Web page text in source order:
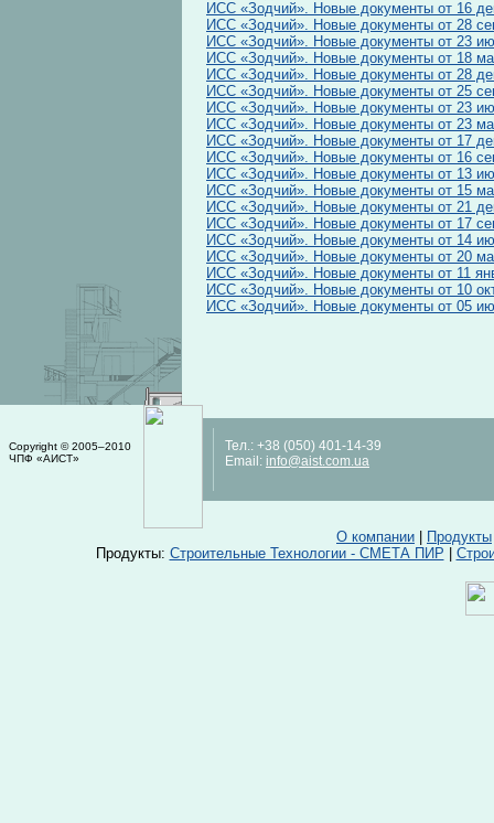
ИСС «Зодчий». Новые документы от 16
ИСС «Зодчий». Новые документы от 28
ИСС «Зодчий». Новые документы от 23
ИСС «Зодчий». Новые документы от 18
ИСС «Зодчий». Новые документы от 28
ИСС «Зодчий». Новые документы от 25
ИСС «Зодчий». Новые документы от 23
ИСС «Зодчий». Новые документы от 23
ИСС «Зодчий». Новые документы от 17
ИСС «Зодчий». Новые документы от 16
ИСС «Зодчий». Новые документы от 13
ИСС «Зодчий». Новые документы от 15
ИСС «Зодчий». Новые документы от 21
ИСС «Зодчий». Новые документы от 17
ИСС «Зодчий». Новые документы от 14
ИСС «Зодчий». Новые документы от 20
ИСС «Зодчий». Новые документы от 11
ИСС «Зодчий». Новые документы от 10
ИСС «Зодчий». Новые документы от 05
Copyright © 2005–2010
ЧПФ «АИСТ»
Тел.: +38 (050) 401-14-39
Email: info@aist.com.ua
О компании Продукты
Продукты: Строительные Технологии - СМЕТА ПИР